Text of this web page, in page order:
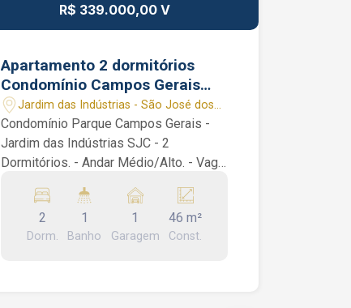
R$ 339.000,00 V
Apartamento 2 dormitórios
Condomínio Campos Gerais
Jardim das Indústrias SJC SP 1
vaga coberta
Jardim das Indústrias - São José dos
Campos/SP
Condomínio Parque Campos Gerais -
Jardim das Indústrias SJC - 2
Dormitórios. - Andar Médio/Alto. - Vaga
Lazer e Elevadores. Apartamento de 46
m² com 2 dormitórios, banheiro social,
sala 2 ambientes, cozinha e área de
2
Dorm.
1
Banho
1
Garagem
46 m²
Const.